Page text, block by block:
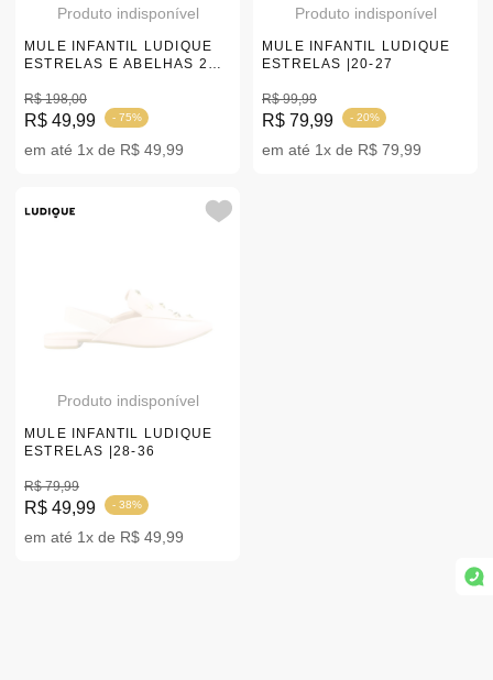
Produto indisponível
MULE INFANTIL LUDIQUE
ESTRELAS E ABELHAS 28-
R$ 198,00
R$ 49,99 - 75%
em até 1x de R$ 49,99
Produto indisponível
MULE INFANTIL LUDIQUE
ESTRELAS |20-27
R$ 99,99
R$ 79,99 - 20%
em até 1x de R$ 79,99
Produto indisponível
MULE INFANTIL LUDIQUE
ESTRELAS |28-36
R$ 79,99
R$ 49,99 - 38%
em até 1x de R$ 49,99